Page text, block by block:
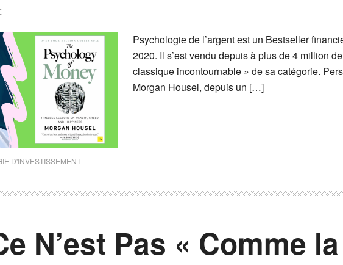
Psychologie de l’argent est un Bestseller
2020. Il s’est vendu depuis à plus de 4 million
classique incontournable » de sa catégorie.
Morgan Housel, depuis un […]
D'INVESTISSEMENT
N’est Pas « Comme